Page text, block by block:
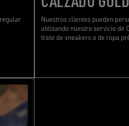
Nuestros clientes pueden
utilizando nuestro servicio de
trate de sneakers o de ropa